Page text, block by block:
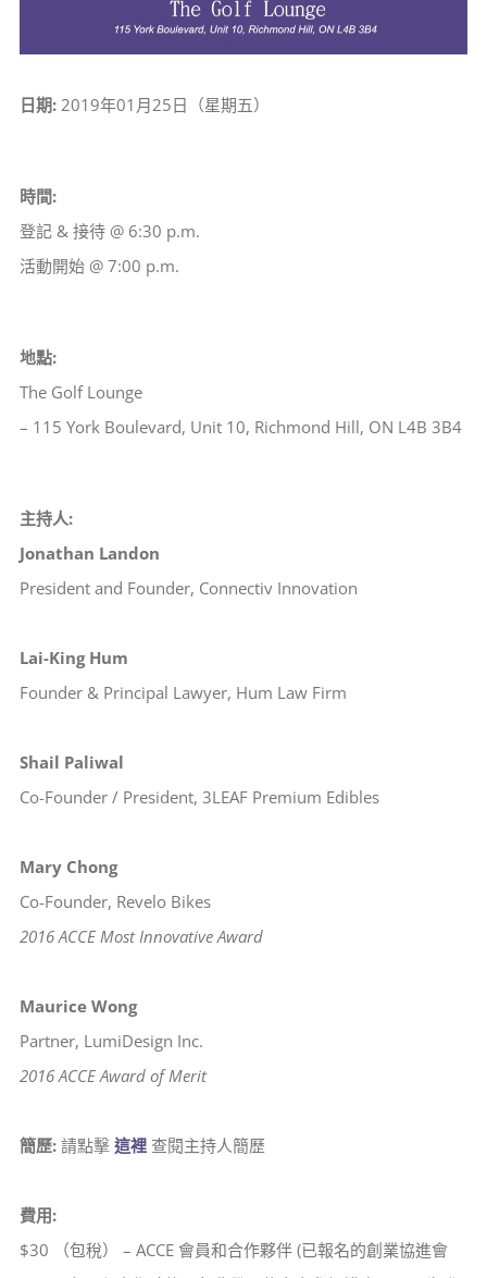
日期: 2019年01月25日（星期五）
時間:
登記 & 接待 @ 6:30 p.m.
活動開始 @ 7:00 p.m.
地點:
The Golf Lounge
– 115 York Boulevard, Unit 10, Richmond Hill, ON L4B 3B4
主持人:
Jonathan Landon
President and Founder, Connectiv Innovation
Lai-King Hum
Founder & Principal Lawyer, Hum Law Firm
Shail Paliwal
Co-Founder / President, 3LEAF Premium Edibles
Mary Chong
Co-Founder, Revelo Bikes
2016 ACCE Most Innovative Award
Maurice Wong
Partner, LumiDesign Inc.
2016 ACCE Award of Merit
簡歷: 請點擊 這裡 查閱主持人簡歷
費用:
$30 （包稅） – ACCE 會員和合作夥伴 (已報名的創業協進會